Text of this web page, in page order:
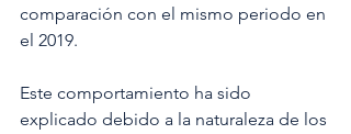
comparación con el mismo periodo en
el 2019.
Este comportamiento ha sido
explicado debido a la naturaleza de los